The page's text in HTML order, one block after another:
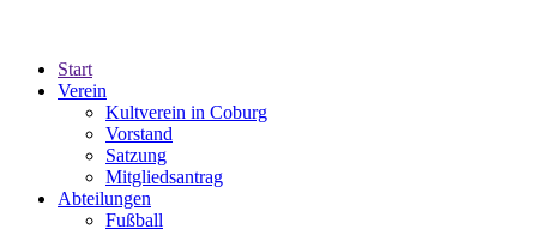
Start
Verein
Kultverein in Coburg
Vorstand
Satzung
Mitgliedsantrag
Abteilungen
Fußball